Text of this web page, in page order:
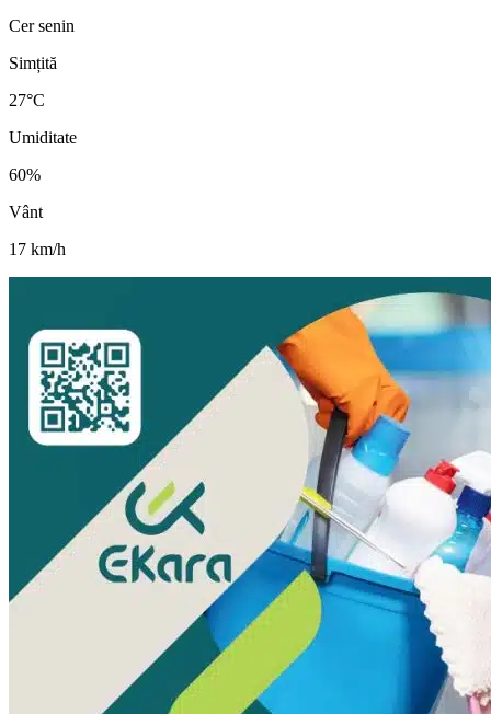
Cer senin
Simțită
27°C
Umiditate
60%
Vânt
17 km/h